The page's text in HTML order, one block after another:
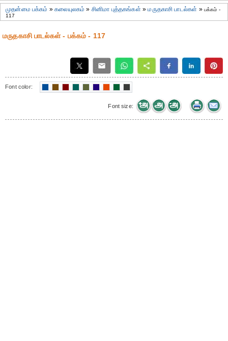
முதன்மை பக்கம் »கலையுலகம் » சினிமா புத்தகங்கள் »மருதகாசி பாடல்கள் » பக்கம் -
117
மருதகாசி பாடல்கள் - பக்கம் - 117
Font color:
Font size: